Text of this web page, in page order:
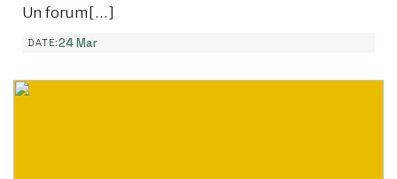
Un forum[…]
DATE:24 Mar